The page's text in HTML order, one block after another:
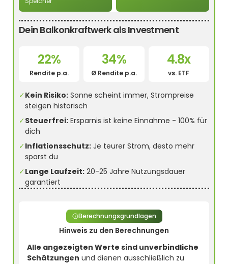
Dein Balkonkraftwerk als Investment
22%
Rendite p.a.
34%
Ø Rendite p.a.
4.8x
vs. ETF
✓Kein Risiko: Sonne scheint immer, Strompreise
steigen historisch
✓Steuerfrei: Ersparnis ist keine Einnahme - 100% für
dich
✓Inflationsschutz: Je teurer Strom, desto mehr
sparst du
✓Lange Laufzeit: 20-25 Jahre Nutzungsdauer
garantiert
Hinweis zu den Berechnungen
Berechnungsgrundlagen
Alle angezeigten Werte sind unverbindliche
Schätzungen und dienen ausschließlich zu